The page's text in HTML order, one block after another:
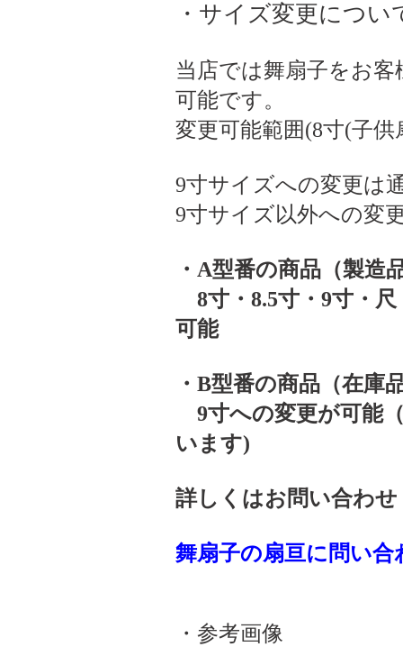
・サイズ変更につい
当店では舞扇子をお
可能です。
変更可能範囲(8寸(子
9寸サイズへの変更は
9寸サイズ以外への変
・A型番の商品（製造
8寸・8.5寸・9寸・
可能
・B型番の商品（在庫
9寸への変更が可能
います)
詳しくはお問い合わ
舞扇子の扇亘に問い合
・参考画像